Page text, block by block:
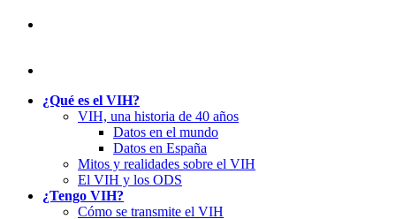
¿Qué es el VIH?
VIH, una historia de 40 años
Datos en el mundo
Datos en España
Mitos y realidades sobre el VIH
El VIH y los ODS
¿Tengo VIH?
Cómo se transmite el VIH